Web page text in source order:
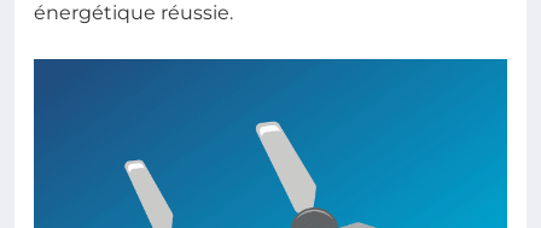
énergétique réussie.